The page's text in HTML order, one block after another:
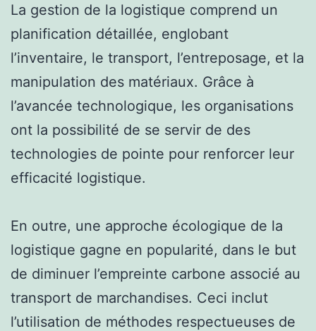
La gestion de la logistique comprend un
planification détaillée, englobant
l’inventaire, le transport, l’entreposage, et la
manipulation des matériaux. Grâce à
l’avancée technologique, les organisations
ont la possibilité de se servir de des
technologies de pointe pour renforcer leur
efficacité logistique.
En outre, une approche écologique de la
logistique gagne en popularité, dans le but
de diminuer l’empreinte carbone associé au
transport de marchandises. Ceci inclut
l’utilisation de méthodes respectueuses de